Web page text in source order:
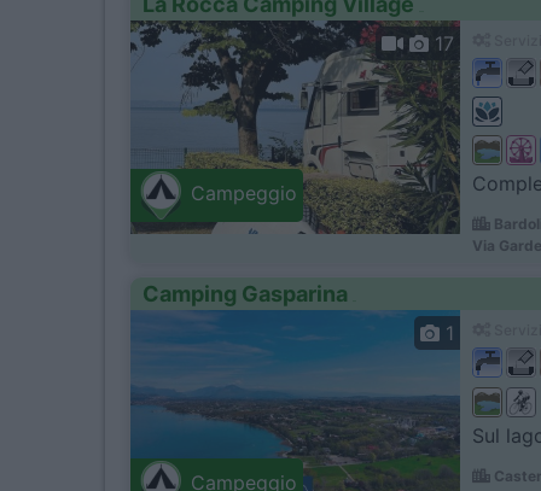
Campeggio
17
Via
Camping Gasparina
Campeggio
1
Sul